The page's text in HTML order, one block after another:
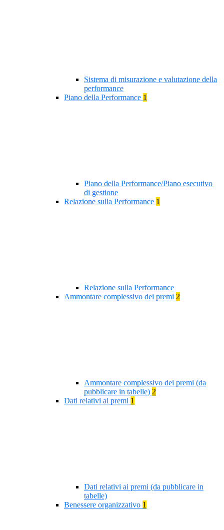
Sistema di misurazione e valutazione della
performance
Piano della Performance 1
Piano della Performance/Piano esecutivo
di gestione
Relazione sulla Performance 1
Relazione sulla Performance
Ammontare complessivo dei premi 2
Ammontare complessivo dei premi (da
pubblicare in tabelle) 2
Dati relativi ai premi 1
Dati relativi ai premi (da pubblicare in
tabelle)
Benessere organizzativo 1